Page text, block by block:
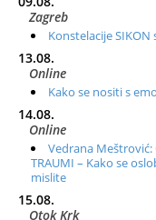
Zagreb
Konstelacije
13.08.
Online
Kako se nositi s
14.08.
Online
Vedrana Meštrović:
TRAUMI – Kako se
mislite
15.08.
Otok Krk